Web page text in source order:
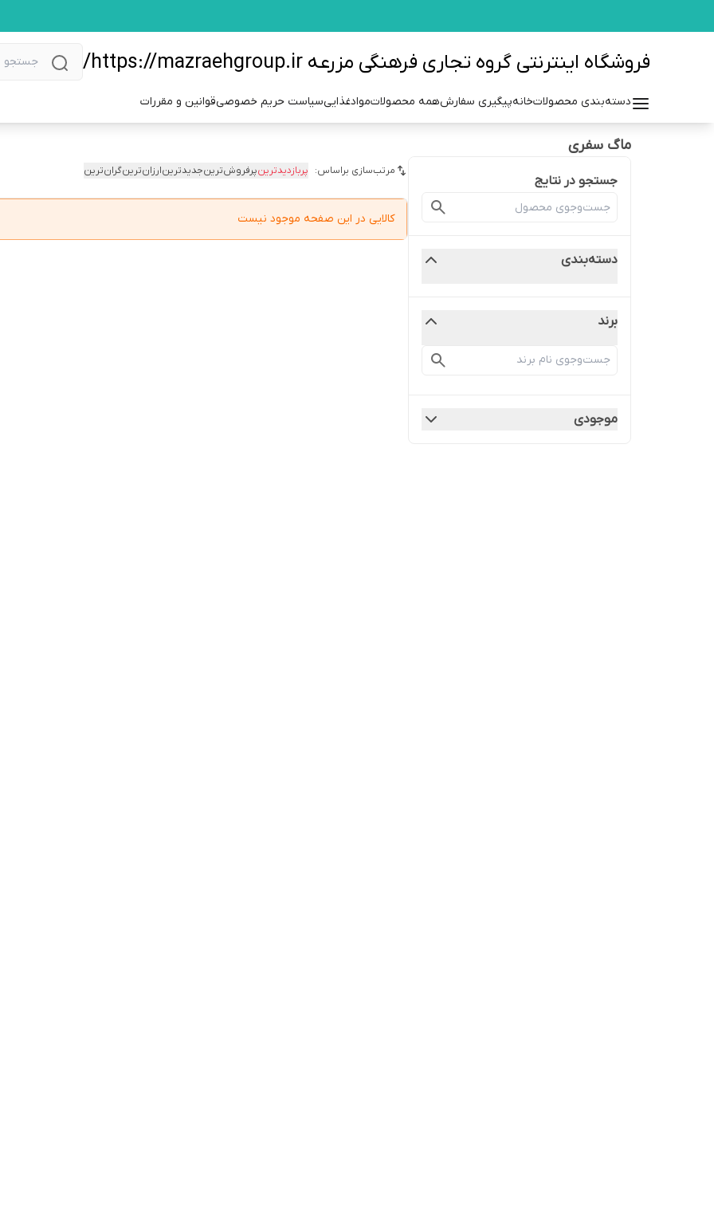
فروشگاه اینترنتی گروه تجاری فرهنگی مزرعه https://mazraehgroup.ir/
دسته‌بندی محصولاتخانهپیگیری سفارشهمه محصولاتموادغذاییسیاست حریم خصوصیقوانین و مقررات
ماگ سفری
جستجو در نتایج
دسته‌بندی
برند
موجودی
مرتب‌سازی براساس: پربازدیدترینپرفروش‌ترینجدیدترینارزان‌ترینگران‌ترین
کالایی در این صفحه موجود نیست